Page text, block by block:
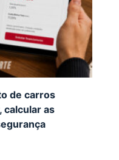
de carros
calcular as